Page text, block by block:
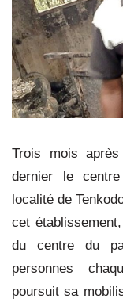
Trois mois
dernier le centre
localité de
cet
du centre du
personnes
poursuit sa